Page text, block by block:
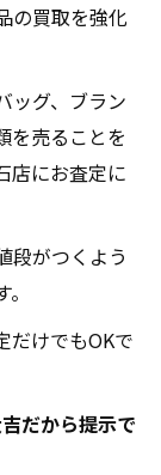
の買取を強化
ッグ、ブラン
を売ることを
店にお査定に
段がつくよう
だけでもOKで
だから提示で